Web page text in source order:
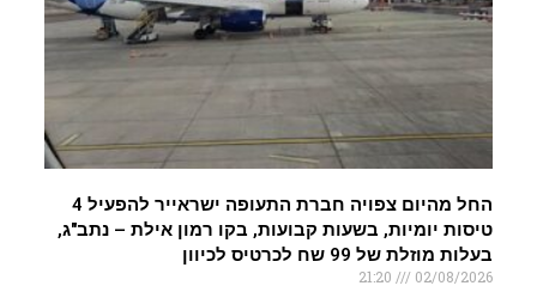
החל מהיום צפויה חברת התעופה ישראייר להפעיל 4
טיסות יומיות, בשעות קבועות, בקו רמון אילת – נתב"ג,
בעלות מוזלת של 99 שח לכרטיס לכיוון
02/08/2026